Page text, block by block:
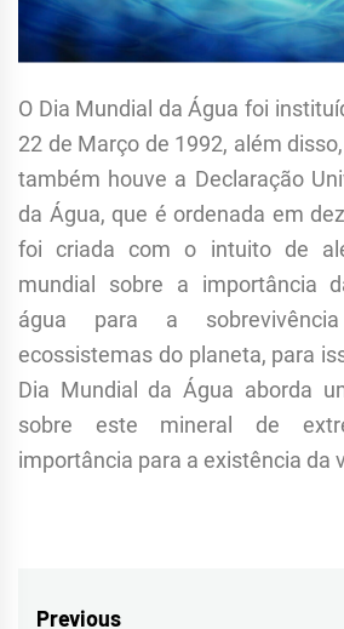
O Dia Mundial da Água foi
22 de Março de 1992, além
também houve a Declaração
da Água, que é ordenada em
foi criada com o intuito de
mundial sobre a importância
água para a
ecossistemas do planeta, para
Dia Mundial da Água aborda
sobre este mineral de
importância para a existência da
Previous